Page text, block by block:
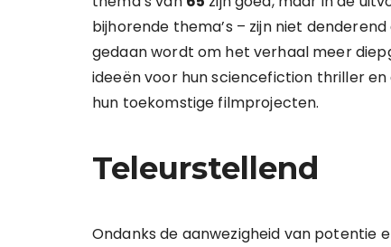
bijhorende thema’s – zijn niet
gedaan wordt om het verhaal meer
ideeën voor hun sciencefiction thriller
hun toekomstige filmprojecten.
Teleurstellend
Ondanks de aanwezigheid van potentie